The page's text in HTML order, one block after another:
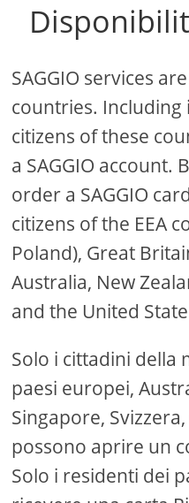
SAGGIO services
countries. Including
citizens of these
a SAGGIO account.
order a SAGGIO
citizens of the EEA
Poland), Great
Australia, New
and the United
Solo i cittadini della
paesi europei,
Singapore,
possono aprire un
Solo i residenti dei